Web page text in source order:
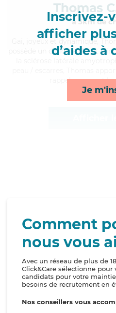
Inscrivez-
afficher
d’aides à
Je
Thomas
à 5km de
, joyeux et dynamique,
possède un diplôme d'Etat
rappels, repas et
Comment
nous vous
Avec un réseau de plus de
Click&Care sélectionne pour
candidats pour votre
besoins de recrutement en
Nos conseillers vous